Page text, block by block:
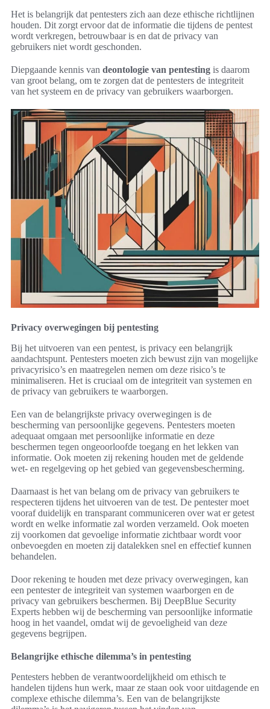
Het is belangrijk dat pentesters zich aan deze ethische richtlijnen
houden. Dit zorgt ervoor dat de informatie die tijdens de pentest
wordt verkregen, betrouwbaar is en dat de privacy van
gebruikers niet wordt geschonden.
Diepgaande kennis van deontologie van pentesting is daarom
van groot belang, om te zorgen dat de pentesters de integriteit
van het systeem en de privacy van gebruikers waarborgen.
Privacy overwegingen bij pentesting
Bij het uitvoeren van een pentest, is privacy een belangrijk
aandachtspunt. Pentesters moeten zich bewust zijn van mogelijke
privacyrisico’s en maatregelen nemen om deze risico’s te
minimaliseren. Het is cruciaal om de integriteit van systemen en
de privacy van gebruikers te waarborgen.
Een van de belangrijkste privacy overwegingen is de
bescherming van persoonlijke gegevens. Pentesters moeten
adequaat omgaan met persoonlijke informatie en deze
beschermen tegen ongeoorloofde toegang en het lekken van
informatie. Ook moeten zij rekening houden met de geldende
wet- en regelgeving op het gebied van gegevensbescherming.
Daarnaast is het van belang om de privacy van gebruikers te
respecteren tijdens het uitvoeren van de test. De pentester moet
vooraf duidelijk en transparant communiceren over wat er getest
wordt en welke informatie zal worden verzameld. Ook moeten
zij voorkomen dat gevoelige informatie zichtbaar wordt voor
onbevoegden en moeten zij datalekken snel en effectief kunnen
behandelen.
Door rekening te houden met deze privacy overwegingen, kan
een pentester de integriteit van systemen waarborgen en de
privacy van gebruikers beschermen. Bij DeepBlue Security
Experts hebben wij de bescherming van persoonlijke informatie
hoog in het vaandel, omdat wij de gevoeligheid van deze
gegevens begrijpen.
Belangrijke ethische dilemma’s in pentesting
Pentesters hebben de verantwoordelijkheid om ethisch te
handelen tijdens hun werk, maar ze staan ook voor uitdagende en
complexe ethische dilemma’s. Een van de belangrijkste